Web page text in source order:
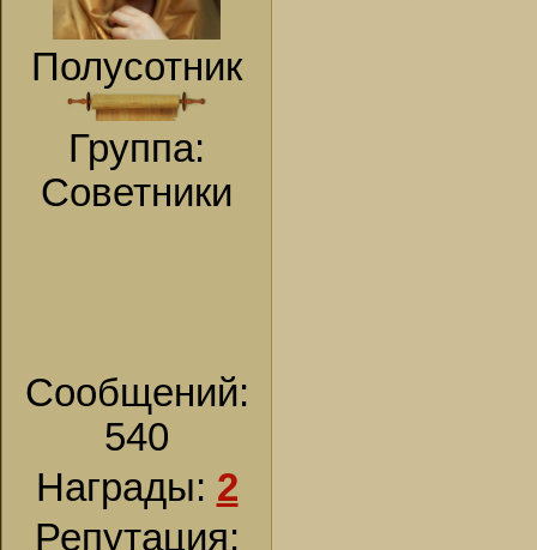
Полусотник
Группа:
Советники
Сообщений:
540
Награды: 2
Репутация: